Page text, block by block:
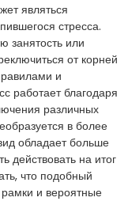
являться
стресса.
занятость или
от корней
и
работает благодаря
различных
в более
обладает больше
действовать на итог
что подобный
и вероятные